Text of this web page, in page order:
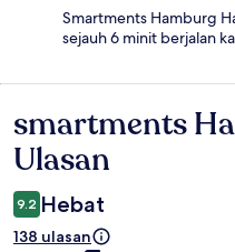
Smartments Hamburg
sejauh 6 minit berjalan
Ulasan
smartments
Ulasan
9.2 Hebat
138 ulasan